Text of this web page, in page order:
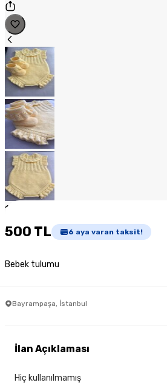
1
500 TL 6 aya varan taksit!
Bebek tulumu
Bayrampaşa, İstanbul
İlan Açıklaması
Hiç kullanılmamış